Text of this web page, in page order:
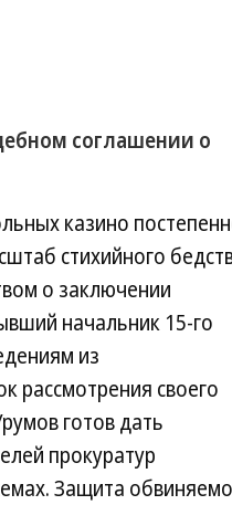
соглашении о
казино
стихийного
о заключении
начальник 15-го
из
рассмотрения своего
готов дать
прокуратур
Защита